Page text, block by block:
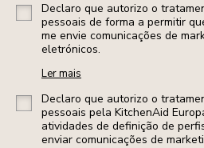
Declaro que autorizo o
pessoais de forma a permitir
me envie comunicações de
eletrónicos.
Ler mais
Declaro que autorizo o
pessoais pela KitchenAid
atividades de definição de
enviar comunicações de